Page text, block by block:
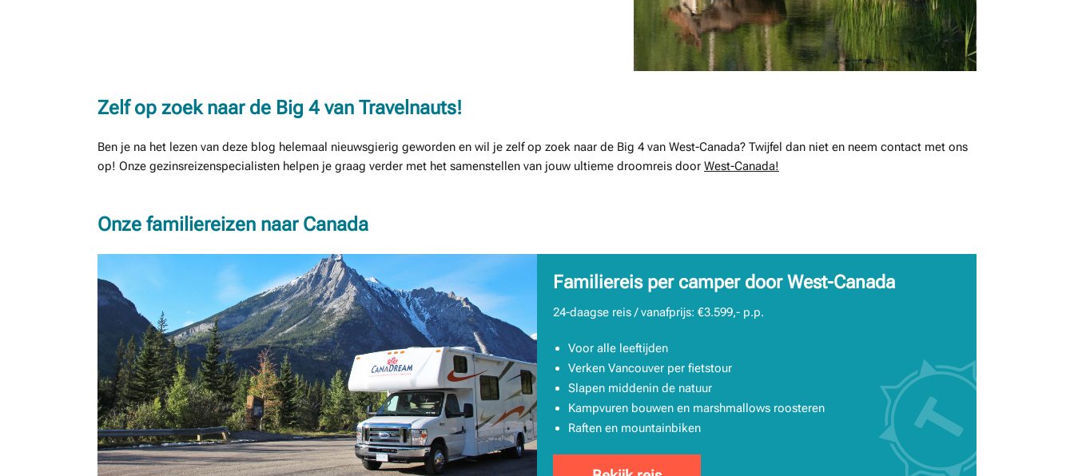
Zelf op zoek naar de Big 4 van Travelnauts!
Ben je na het lezen van deze blog helemaal nieuwsgierig geworden en wil je zelf op zoek naar de Big 4 van West-Canada? Twijfel dan niet en neem contact met ons
op! Onze gezinsreizenspecialisten helpen je graag verder met het samenstellen van jouw ultieme droomreis door West-Canada!
Onze familiereizen naar Canada
Familiereis per camper door West-Canada
24-daagse reis / vanafprijs: €3.599,- p.p.
Voor alle leeftijden
Verken Vancouver per fietstour
Slapen middenin de natuur
Kampvuren bouwen en marshmallows roosteren
Raften en mountainbiken